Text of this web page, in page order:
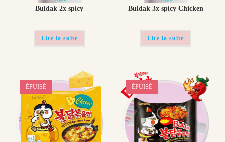
Buldak 2x spicy​
Lire la suite
Buldak 3x spicy Chicken
Lire la suite
ÉPUISÉ ÉPUISÉ